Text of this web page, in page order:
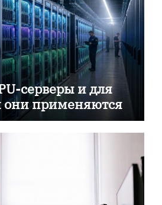
серверы и для
они применяются